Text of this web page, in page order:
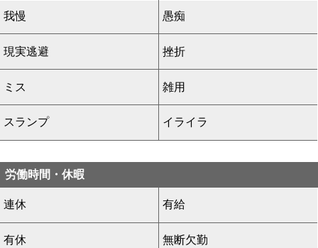
我慢 愚痴
現実逃避 挫折
ミス 雑用
スランプ イライラ
労働時間・休暇
連休 有給
有休 無断欠勤